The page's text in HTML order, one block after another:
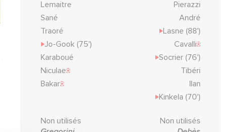
Lemaitre
Sané
Traoré
Jo-Gook (75')
Karaboué
Niculae
Bakar
Pierazzi
André
Lasne (88')
Cavalli
Socrier (76')
Tibéri
Ilan
Kinkela (70')
Non utilisés
Non utilisés